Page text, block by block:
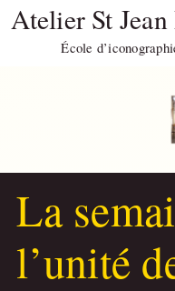
Atelier St Jean
École
La
l’unité